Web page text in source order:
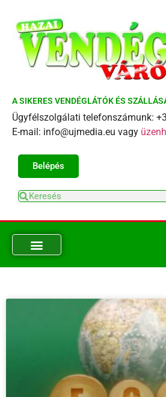
A SIKERES VENDÉGLÁTÓK ÉS
Ügyfélszolgálati telefonszámunk:
E-mail: info@ujmedia.eu vagy
Belépés